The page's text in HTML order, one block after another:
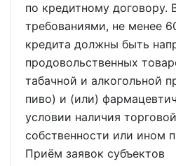
по кредитному договору.
требованиями, не менее
кредита должны быть
продовольственных
табачной и алкогольной
пиво) и (или)
условии наличия
собственности или ином
Приём заявок субъектов